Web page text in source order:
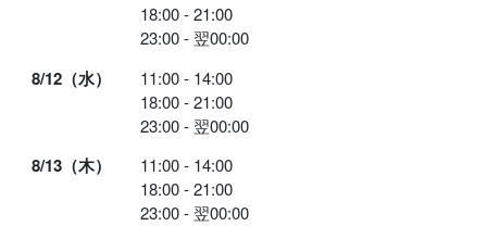
18:00 - 21:00
23:00 - 翌00:00
8/12（水）
11:00 - 14:00
18:00 - 21:00
23:00 - 翌00:00
8/13（木）
11:00 - 14:00
18:00 - 21:00
23:00 - 翌00:00